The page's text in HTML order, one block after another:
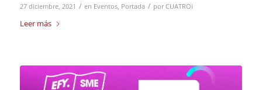
27 diciembre, 2021 / en Eventos, Portada / porCUATROi
Leer más